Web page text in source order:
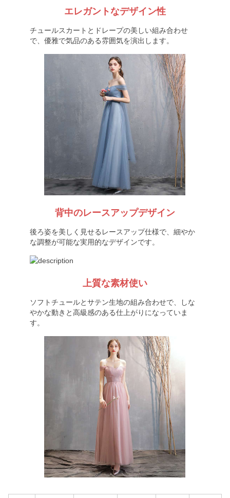
エレガントなデザイン性
チュールスカートとドレープの美しい組み合わせ
で、優雅で気品のある雰囲気を演出します。
背中のレースアップデザイン
後ろ姿を美しく見せるレースアップ仕様で、細やか
な調整が可能な実用的なデザインです。
上質な素材使い
ソフトチュールとサテン生地の組み合わせで、しな
やかな動きと高級感のある仕上がりになっていま
す。